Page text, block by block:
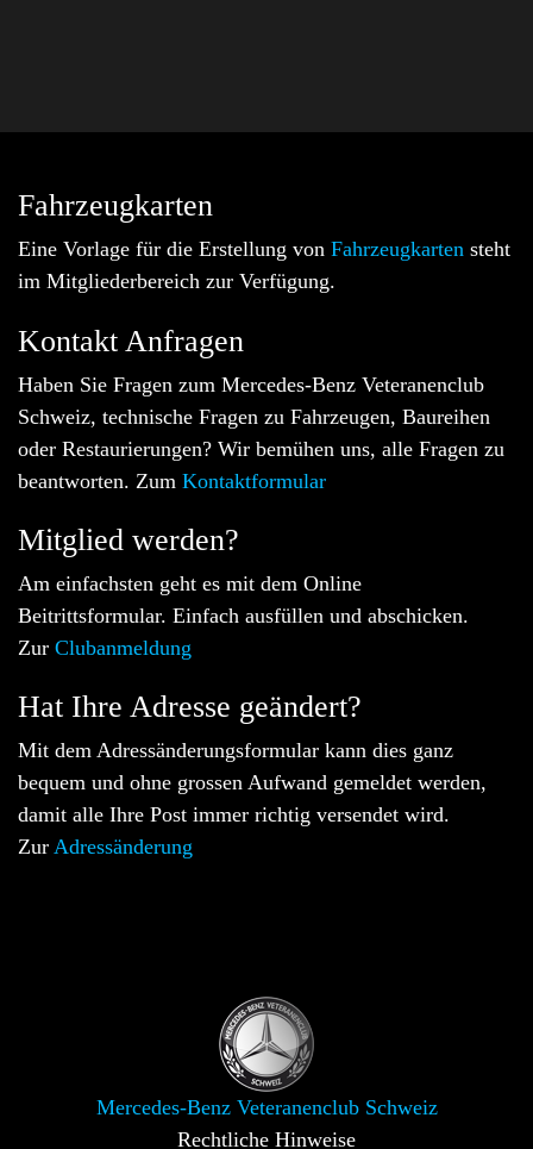
Fahrzeugkarten
Eine Vorlage für die Erstellung von Fahrzeugkarten steht
im Mitgliederbereich zur Verfügung.
Kontakt Anfragen
Haben Sie Fragen zum Mercedes-Benz Veteranenclub
Schweiz, technische Fragen zu Fahrzeugen, Baureihen
oder Restaurierungen? Wir bemühen uns, alle Fragen zu
beantworten. Zum Kontaktformular
Mitglied werden?
Am einfachsten geht es mit dem Online
Beitrittsformular. Einfach ausfüllen und abschicken.
Zur Clubanmeldung
Hat Ihre Adresse geändert?
Mit dem Adressänderungsformular kann dies ganz
bequem und ohne grossen Aufwand gemeldet werden,
damit alle Ihre Post immer richtig versendet wird.
Zur Adressänderung
Mercedes-Benz Veteranenclub Schweiz
Rechtliche Hinweise